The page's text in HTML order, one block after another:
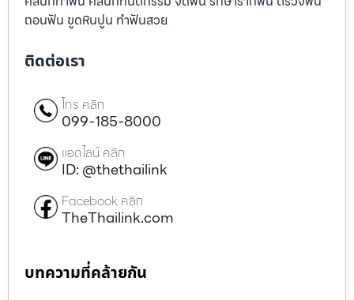
ถอนฟัน ขูดหินปูน ทำฟันสวย
ติดต่อเรา
โทร คลิก
099-185-8000
แอดไลน์ คลิก
ID: @thethailink
Facebook คลิก
TheThailink.com
บทความที่คล้ายกัน